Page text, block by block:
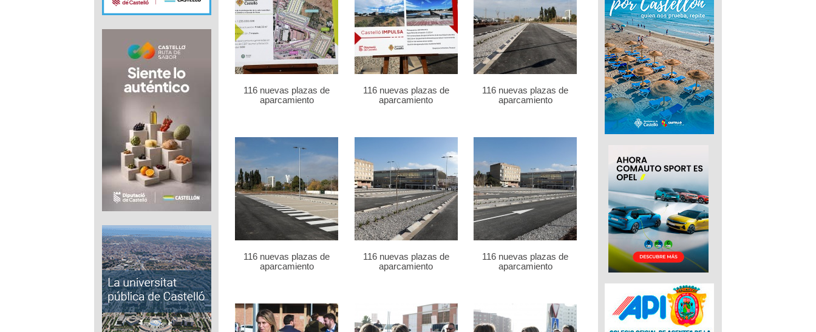
116 nuevas plazas de
aparcamiento
116 nuevas plazas de
aparcamiento
116 nuevas plazas de
aparcamiento
116 nuevas plazas de
aparcamiento
116 nuevas plazas de
aparcamiento
116 nuevas plazas de
aparcamiento